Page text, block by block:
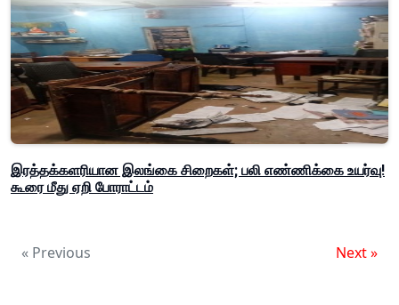
இரத்தக்களரியான இலங்கை சிறைகள்; பலி எண்ணிக்கை உயர்வு!
கூரை மீது ஏறி போராட்டம்
« Previous Next »